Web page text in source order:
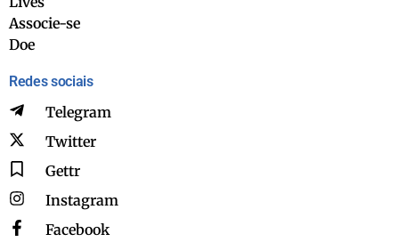
Associe-se
Doe
Redes sociais
Telegram
Twitter
Gettr
Instagram
Facebook